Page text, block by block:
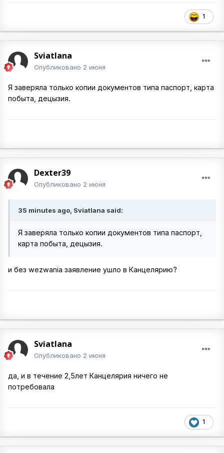
1
Sviatlana
Опубликовано 2 июня
Я заверяла только копии документов типа паспорт, карта
побыта, децызия.
Dexter39
Опубликовано 2 июня
35 minutes ago, Sviatlana said:
Я заверяла только копии документов типа паспорт,
карта побыта, децызия.
и без wezwania заявление ушло в Канцелярию?
Sviatlana
Опубликовано 2 июня
да, и в течение 2,5лет Канцелярия ничего не
потребовала
1